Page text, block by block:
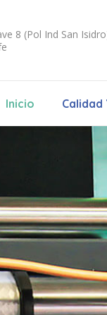
8 (Pol Ind San
Inicio Calidad